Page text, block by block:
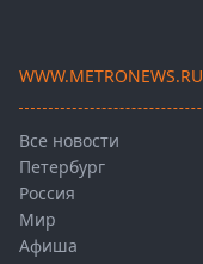
WWW.METRONEWS.RU
Все новости
Петербург
Россия
Мир
Афиша